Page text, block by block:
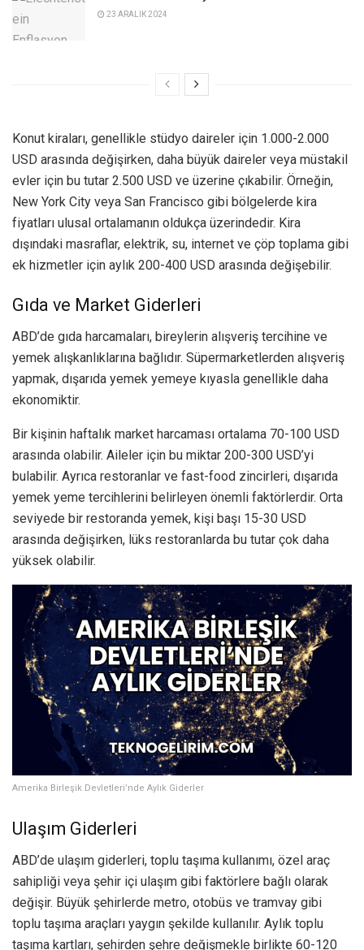
23 ARALIK 2024
Konut kiraları, genellikle stüdyo daireler için 1.000-2.000
USD arasında değişirken, daha büyük daireler veya müstakil
evler için bu tutar 2.500 USD ve üzerine çıkabilir. Örneğin,
New York City veya San Francisco gibi bölgelerde kira
fiyatları ulusal ortalamanın oldukça üzerindedir. Kira
dışındaki masraflar, elektrik, su, internet ve çöp toplama gibi
ek hizmetler için aylık 200-400 USD arasında değişebilir.
Gıda ve Market Giderleri
ABD’de gıda harcamaları, bireylerin alışveriş tercihine ve
yemek alışkanlıklarına bağlıdır. Süpermarketlerden alışveriş
yapmak, dışarıda yemek yemeye kıyasla genellikle daha
ekonomiktir.
Bir kişinin haftalık market harcaması ortalama 70-100 USD
arasında olabilir. Aileler için bu miktar 200-300 USD’yi
bulabilir. Ayrıca restoranlar ve fast-food zincirleri, dışarıda
yemek yeme tercihlerini belirleyen önemli faktörlerdir. Orta
seviyede bir restoranda yemek, kişi başı 15-30 USD
arasında değişirken, lüks restoranlarda bu tutar çok daha
yüksek olabilir.
Amerika Birleşik Devletleri’nde Aylık Giderler
Ulaşım Giderleri
ABD’de ulaşım giderleri, toplu taşıma kullanımı, özel araç
sahipliği veya şehir içi ulaşım gibi faktörlere bağlı olarak
değişir. Büyük şehirlerde metro, otobüs ve tramvay gibi
toplu taşıma araçları yaygın şekilde kullanılır. Aylık toplu
taşıma kartları, şehirden şehre değişmekle birlikte 60-120